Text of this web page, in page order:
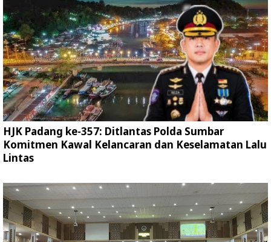
HJK Padang ke-357: Ditlantas Polda Sumbar
Komitmen Kawal Kelancaran dan Keselamatan Lalu
Lintas